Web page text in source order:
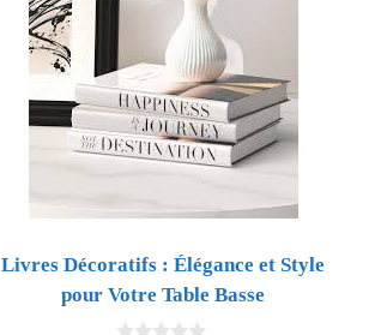
Livres Décoratifs : Élégance et Style
pour Votre Table Basse